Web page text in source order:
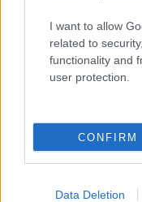
I want to allow
related to
functionality and
user protection.
CONFIRM
Data Deletion
Raid
la rete